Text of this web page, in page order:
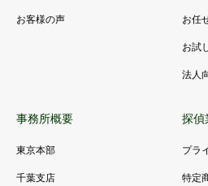
お客様の声
お任
お試
法人
事務所概要
東京本部
千葉支店
探偵
プラ
特定